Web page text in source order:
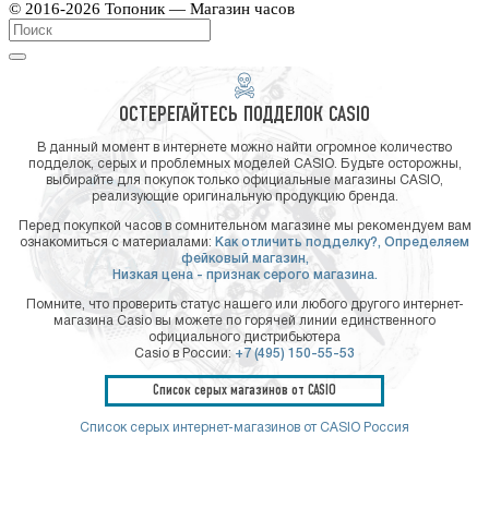
© 2016-2026 Топоник — Магазин часов
ОСТЕРЕГАЙТЕСЬ ПОДДЕЛОК CASIO
В данный момент в интернете можно найти огромное количество
подделок, серых и проблемных моделей CASIO. Будьте осторожны,
выбирайте для покупок только официальные магазины CASIO,
реализующие оригинальную продукцию бренда.
Перед покупкой часов в сомнительном магазине мы рекомендуем вам
ознакомиться с материалами: Как отличить подделку?, Определяем
фейковый магазин,
Низкая цена - признак серого магазина.
Помните, что проверить статус нашего или любого другого интернет-
магазина Casio вы можете по горячей линии единственного
официального дистрибьютера
Casio в России: +7 (495) 150-55-53
Список серых магазинов от CASIO
Список серых интернет-магазинов от CASIO Россия